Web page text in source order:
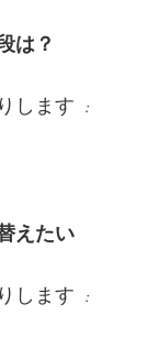
は？
します ：
えたい
します ：